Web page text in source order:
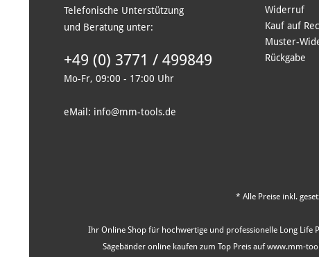
Telefonische Unterstützung
und Beratung unter:
+49 (0) 3771 / 499849
Mo-Fr, 09:00 - 17:00 Uhr
eMail: info@mm-tools.de
Widerruf
Kauf auf
Muster-
Rückgabe
* Alle Preise inkl.
Ihr Online Shop für hochwertige und professionelle Long Life
Sägebänder online kaufen zum Top Preis auf www.mm-